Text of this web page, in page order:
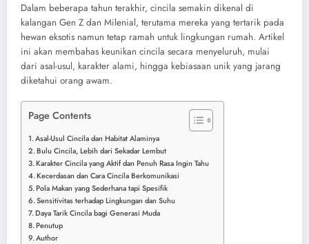
Dalam beberapa tahun terakhir, cincila semakin dikenal di
kalangan Gen Z dan Milenial, terutama mereka yang tertarik pada
hewan eksotis namun tetap ramah untuk lingkungan rumah. Artikel
ini akan membahas keunikan cincila secara menyeluruh, mulai
dari asal-usul, karakter alami, hingga kebiasaan unik yang jarang
diketahui orang awam.
Page Contents
Asal-Usul Cincila dan Habitat Alaminya
Bulu Cincila, Lebih dari Sekadar Lembut
Karakter Cincila yang Aktif dan Penuh Rasa Ingin Tahu
Kecerdasan dan Cara Cincila Berkomunikasi
Pola Makan yang Sederhana tapi Spesifik
Sensitivitas terhadap Lingkungan dan Suhu
Daya Tarik Cincila bagi Generasi Muda
Penutup
Author